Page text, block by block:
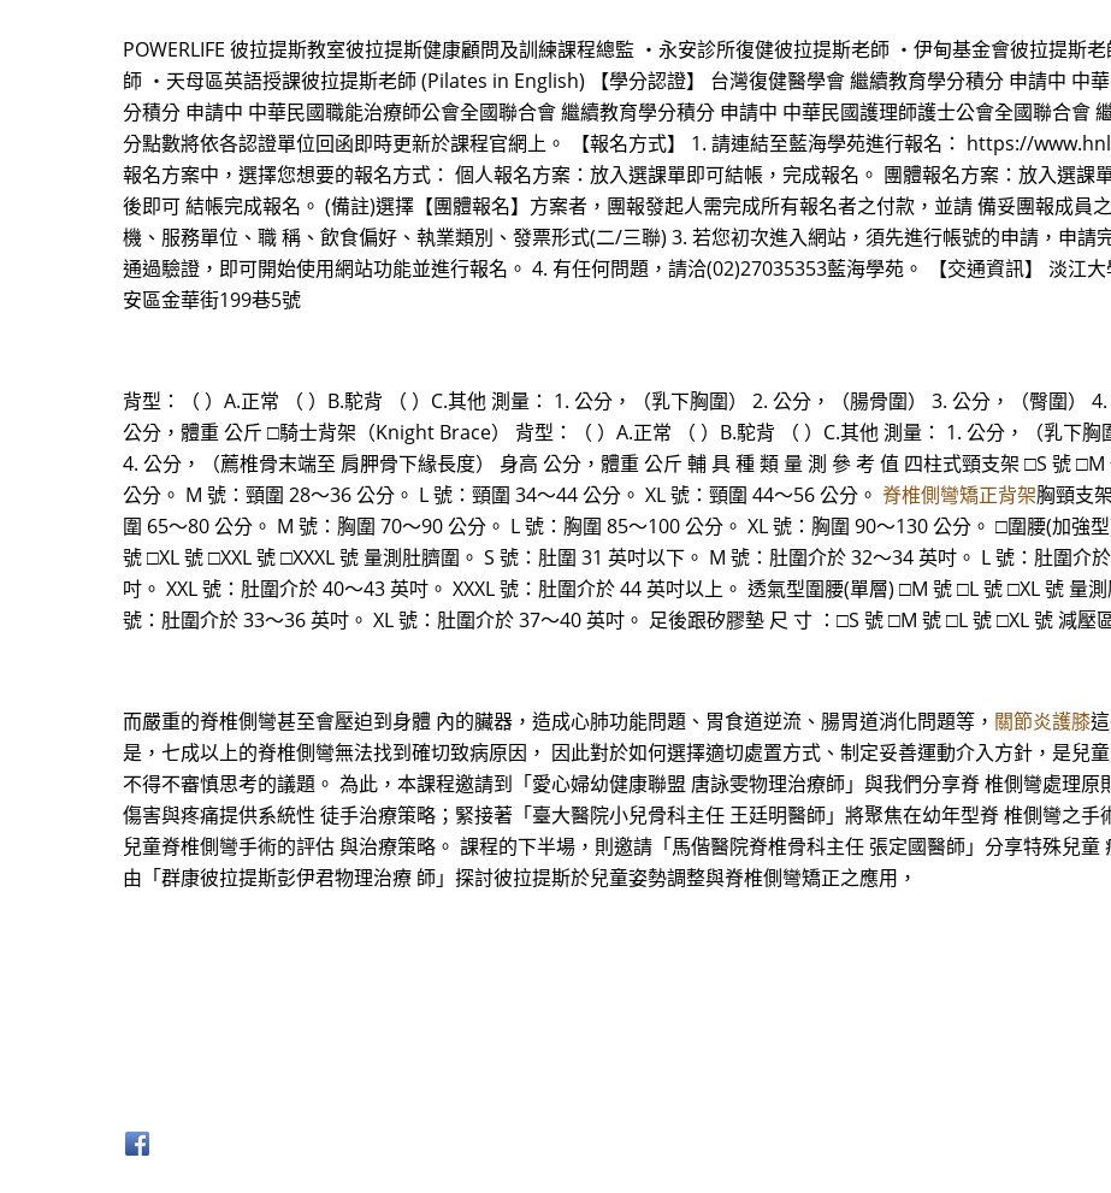
POWERLIFE 彼拉提斯教室彼拉提斯健康顧問及訓練課程總監 ・永安診所復健彼拉提斯老師 ・伊甸基金會彼拉提斯老
師 ・天母區英語授課彼拉提斯老師 (Pilates in English) 【學分認證】 台灣復健醫學會 繼續教育學分積分 申請中 中
分積分 申請中 中華民國職能治療師公會全國聯合會 繼續教育學分積分 申請中 中華民國護理師護士公會全國聯合會
分點數將依各認證單位回函即時更新於課程官網上。 【報名方式】 1. 請連結至藍海學苑進行報名： https://
報名方案中，選擇您想要的報名方式： 個人報名方案：放入選課單即可結帳，完成報名。 團體報名方案：放入選課
後即可 結帳完成報名。 (備註)選擇【團體報名】方案者，團報發起人需完成所有報名者之付款，並請 備妥團報成員
機、服務單位、職 稱、飲食偏好、執業類別、發票形式(二/三聯) 3. 若您初次進入網站，須先進行帳號的申請，申請
通過驗證，即可開始使用網站功能並進行報名。 4. 有任何問題，請洽(02)27035353藍海學苑。 【交通資訊】 淡江
安區金華街199巷5號
背型：（ ）A.正常 （ ）B.駝背 （ ）C.其他 測量： 1. 公分，（乳下胸圍） 2. 公分，（腸骨圍） 3. 公分，（臀圍）
公分，體重 公斤 □騎士背架（Knight Brace） 背型：（ ）A.正常 （ ）B.駝背 （ ）C.其他 測量： 1. 公分，（乳下胸
4. 公分，（薦椎骨末端至 肩胛骨下緣長度） 身高 公分，體重 公斤 輔 具 種 類 量 測 參 考 值 四柱式頸支架 □S 號
公分。 M 號：頸圍 28～36 公分。 L 號：頸圍 34～44 公分。 XL 號：頸圍 44～56 公分。 脊椎側彎矯正背架胸頸支
圍 65～80 公分。 M 號：胸圍 70～90 公分。 L 號：胸圍 85～100 公分。 XL 號：胸圍 90～130 公分。 □圍腰(加強
號 □XL 號 □XXL 號 □XXXL 號 量測肚臍圍。 S 號：肚圍 31 英吋以下。 M 號：肚圍介於 32～34 英吋。 L 號：肚圍介
吋。 XXL 號：肚圍介於 40～43 英吋。 XXXL 號：肚圍介於 44 英吋以上。 透氣型圍腰(單層) □M 號 □L 號 □XL 號 量
號：肚圍介於 33～36 英吋。 XL 號：肚圍介於 37～40 英吋。 足後跟矽膠墊 尺 寸 ：□S 號 □M 號 □L 號 □XL 號 減壓
而嚴重的脊椎側彎甚至會壓迫到身體 內的臟器，造成心肺功能問題、胃食道逆流、腸胃道消化問題等， 關節炎護膝
是，七成以上的脊椎側彎無法找到確切致病原因， 因此對於如何選擇適切處置方式、制定妥善運動介入方針，是兒
不得不審慎思考的議題。 為此，本課程邀請到「愛心婦幼健康聯盟 唐詠雯物理治療師」與我們分享脊 椎側彎處理
傷害與疼痛提供系統性 徒手治療策略；緊接著「臺大醫院小兒骨科主任 王廷明醫師」將聚焦在幼年型脊 椎側彎之
兒童脊椎側彎手術的評估 與治療策略。 課程的下半場，則邀請「馬偕醫院脊椎骨科主任 張定國醫師」分享特殊兒
由「群康彼拉提斯彭伊君物理治療 師」探討彼拉提斯於兒童姿勢調整與脊椎側彎矯正之應用，